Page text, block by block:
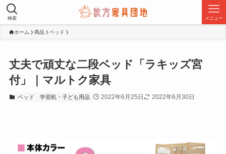
検索 メニュー
ホーム 商品 ベッド
丈夫で頑丈な二段ベッド「ラキッズ宮
付」｜マルトク家具
ベッド 学習机・子ども用品 2022年6月25日 2022年6月30日